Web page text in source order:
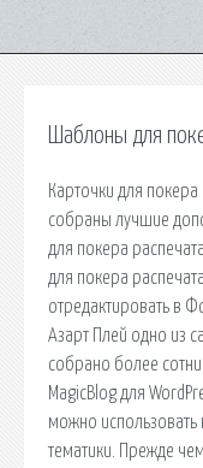
Шаблоны для
Карточки для
собраны лучшие
для покера
для покера
отредактировать в
Азарт Плей одно из
собрано более
MagicBlog для
можно использовать
тематики. Прежде